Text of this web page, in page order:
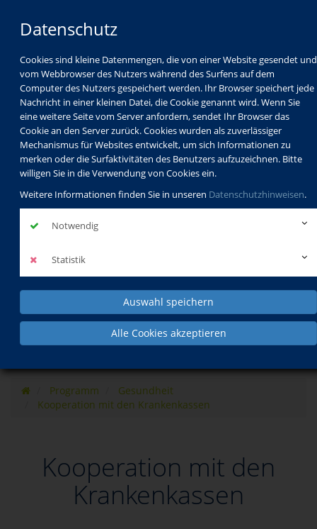
Datenschutz
Cookies sind kleine Datenmengen, die von einer Website gesendet und
vom Webbrowser des Nutzers während des Surfens auf dem
Computer des Nutzers gespeichert werden. Ihr Browser speichert jede
Nachricht in einer kleinen Datei, die Cookie genannt wird. Wenn Sie
eine weitere Seite vom Server anfordern, sendet Ihr Browser das
Cookie an den Server zurück. Cookies wurden als zuverlässiger
Mechanismus für Websites entwickelt, um sich Informationen zu
merken oder die Surfaktivitäten des Benutzers aufzuzeichnen. Bitte
willigen Sie in die Verwendung von Cookies ein.
Weitere Informationen finden Sie in unseren Datenschutzhinweisen.
Notwendig
Statistik
Auswahl speichern
Alle Cookies akzeptieren
Programm
Schulabschlüsse
Schulkindbetreuung
Service
Programm
Gesundheit
Kooperation mit den Krankenkassen
Kooperation mit den
Krankenkassen